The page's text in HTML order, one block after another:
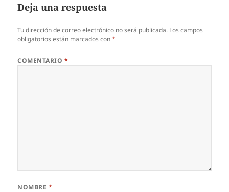
Deja una respuesta
Tu dirección de correo electrónico no será publicada. Los campos
obligatorios están marcados con*
COMENTARIO *
NOMBRE *